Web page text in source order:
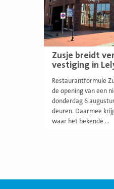
Zusje breidt
vestiging in
Restaurantformule
de opening van een
donderdag 6
deuren. Daarmee
waar het bekende ...